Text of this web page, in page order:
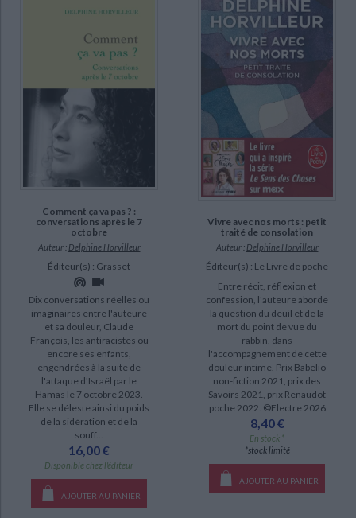
Comment ça va pas ? :
conversations après le 7
octobre
Auteur : Delphine Horvilleur
Éditeur(s) : Grasset
Dix conversations réelles ou
imaginaires entre l'auteure
et sa douleur, Claude
François, les antiracistes ou
encore ses enfants,
engendrées à la suite de
l'attaque d'Israël par le
Hamas le 7 octobre 2023.
Elle se déleste ainsi du poids
de la sidération et de la
souff...
16,00 €
Disponible chez l'éditeur
AJOUTER AU PANIER
Vivre avec nos morts : petit
traité de consolation
Auteur : Delphine Horvilleur
Éditeur(s) : Le Livre de poche
Entre récit, réflexion et
confession, l'auteure aborde
la question du deuil et de la
mort du point de vue du
rabbin, dans
l'accompagnement de cette
douleur intime. Prix Babelio
non-fiction 2021, prix des
Savoirs 2021, prix Renaudot
poche 2022. ©Electre 2026
8,40 €
En stock *
*stock limité
AJOUTER AU PANIER